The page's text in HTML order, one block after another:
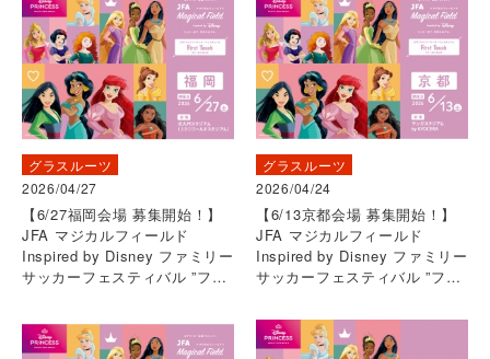
グラスルーツ
2026/04/27
【6/27福岡会場 募集開始！】
JFA マジカルフィールド
Inspired by Disney ファミリー
サッカーフェスティバル ”ファ
グラスルーツ
2026/04/24
【6/13京都会場 募集開始！】
JFA マジカルフィールド
Inspired by Disney ファミリー
サッカーフェスティバル ”ファ